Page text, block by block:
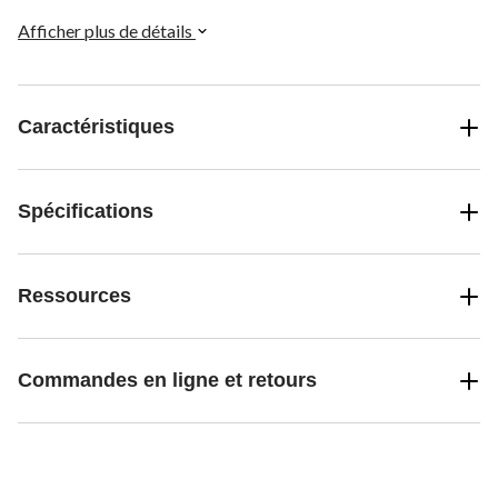
visibilité sur la filtration du carburant font de ce filtre à carburant
Afficher plus de détails
Caractéristiques
Spécifications
Ressources
Commandes en ligne et retours